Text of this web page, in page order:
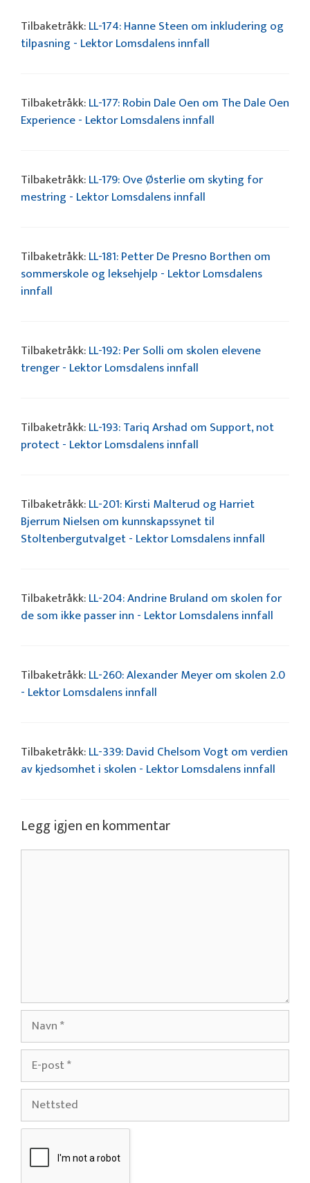
Tilbaketråkk:LL-174: Hanne Steen om inkludering og
tilpasning - Lektor Lomsdalens innfall
Tilbaketråkk:LL-177: Robin Dale Oen om The Dale Oen
Experience - Lektor Lomsdalens innfall
Tilbaketråkk:LL-179: Ove Østerlie om skyting for
mestring - Lektor Lomsdalens innfall
Tilbaketråkk:LL-181: Petter De Presno Borthen om
sommerskole og leksehjelp - Lektor Lomsdalens
innfall
Tilbaketråkk:LL-192: Per Solli om skolen elevene
trenger - Lektor Lomsdalens innfall
Tilbaketråkk:LL-193: Tariq Arshad om Support, not
protect - Lektor Lomsdalens innfall
Tilbaketråkk:LL-201: Kirsti Malterud og Harriet
Bjerrum Nielsen om kunnskapssynet til
Stoltenbergutvalget - Lektor Lomsdalens innfall
Tilbaketråkk:LL-204: Andrine Bruland om skolen for
de som ikke passer inn - Lektor Lomsdalens innfall
Tilbaketråkk:LL-260: Alexander Meyer om skolen 2.0
- Lektor Lomsdalens innfall
Tilbaketråkk:LL-339: David Chelsom Vogt om verdien
av kjedsomhet i skolen - Lektor Lomsdalens innfall
Legg igjen en kommentar
Kommentar
Navn
E-
post
Nettsted